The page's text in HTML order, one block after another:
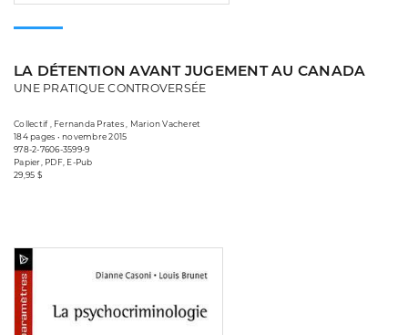
LA DÉTENTION AVANT JUGEMENT AU CANADA
UNE PRATIQUE CONTROVERSÉE
Collectif , Fernanda Prates , Marion Vacheret
184 pages • novembre 2015
978-2-7606-3599-9
Papier, PDF, E-Pub
29,95 $